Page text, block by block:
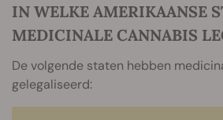
IN WELKE AMERIKAANSE
MEDICINALE CANNABIS
De volgende staten hebben
gelegaliseerd: